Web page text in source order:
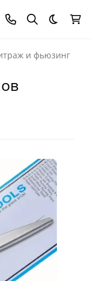
Темная
и фьюзинг